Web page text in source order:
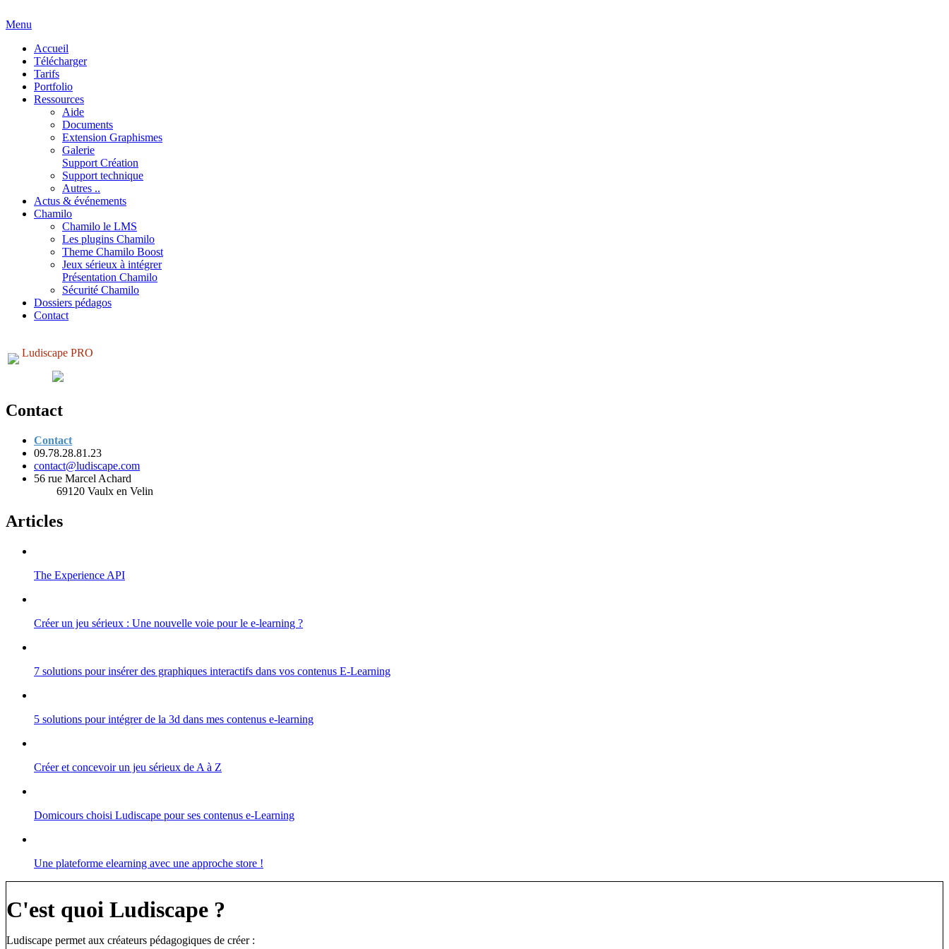
Menu
Accueil
Télécharger
Tarifs
Portfolio
Ressources
Aide
Documents
Extension Graphismes
Galerie
Support Création
Support technique
Autres ..
Actus & événements
Chamilo
Chamilo le LMS
Les plugins Chamilo
Theme Chamilo Boost
Jeux sérieux à intégrer
Présentation Chamilo
Sécurité Chamilo
Dossiers pédagos
Contact
Ludiscape PRO
Contact
Contact
09.78.28.81.23
contact@ludiscape.com
56 rue Marcel Achard
69120 Vaulx en Velin
Articles
The Experience API
Créer un jeu sérieux : Une nouvelle voie pour le e-learning ?
7 solutions pour insérer des graphiques interactifs dans vos contenus E-Learning
5 solutions pour intégrer de la 3d dans mes contenus e-learning
Créer et concevoir un jeu sérieux de A à Z
Domicours choisi Ludiscape pour ses contenus e-Learning
Une plateforme elearning avec une approche store !
C'est quoi Ludiscape ?
Ludiscape permet aux créateurs pédagogiques de créer :